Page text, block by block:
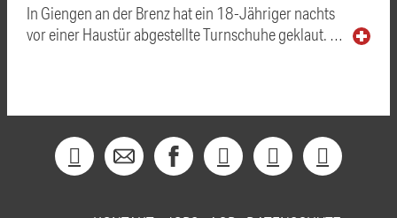
In Giengen an der Brenz hat ein 18-Jähriger nachts
vor einer Haustür abgestellte Turnschuhe geklaut. …